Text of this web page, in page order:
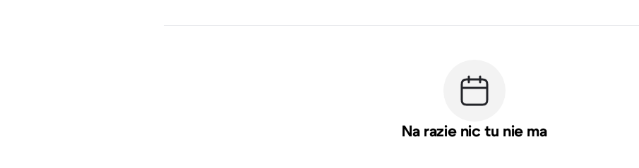
Na razie nic tu nie ma